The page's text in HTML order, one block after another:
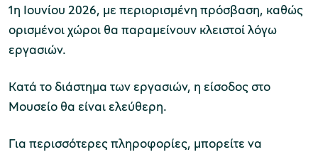
Μουσείο Πλινθοκεραμοποιίας N. & Σ.
Τσαλαπάτα
Μουσείο Μαρμαροτεχνίας
1η Ιουνίου 2026, με περιορισμένη πρόσβαση, καθώς
ορισμένοι χώροι θα παραμείνουν κλειστοί λόγω
εργασιών.
Κατά το διάστημα των εργασιών, η είσοδος στο
Μουσείο θα είναι ελεύθερη.
Για περισσότερες πληροφορίες, μπορείτε να